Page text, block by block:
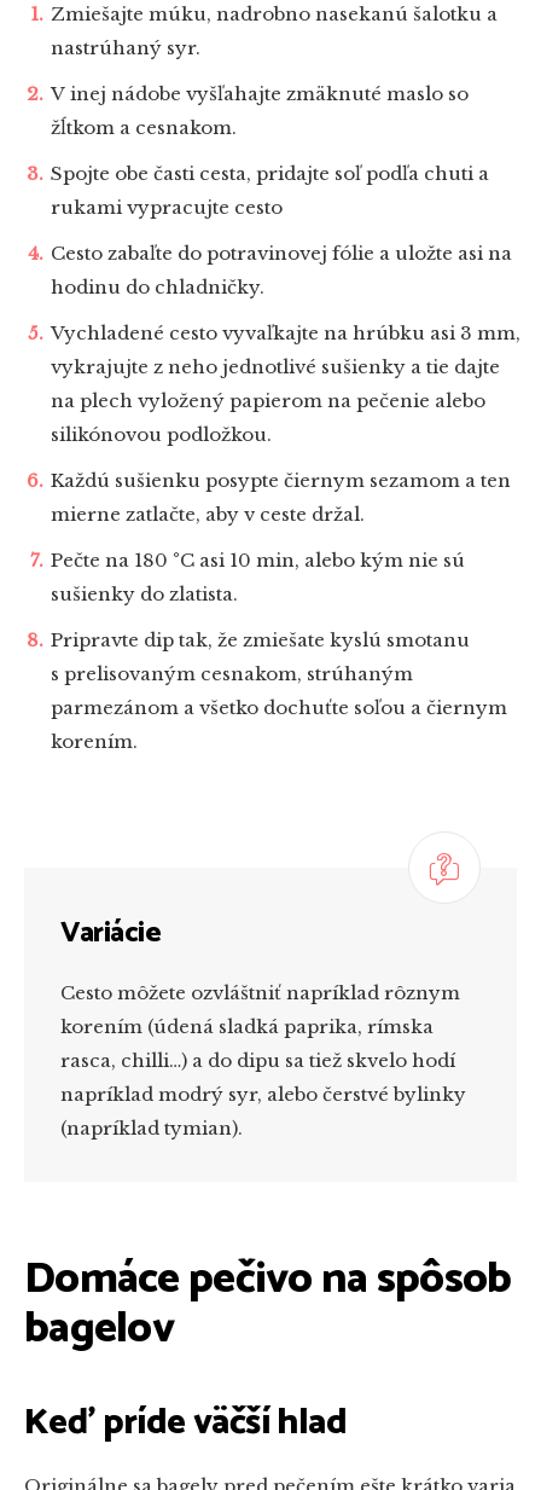
Zmiešajte múku, nadrobno nasekanú šalotku a
nastrúhaný syr.
V inej nádobe vyšľahajte zmäknuté maslo so
žĺtkom a cesnakom.
Spojte obe časti cesta, pridajte soľ podľa chuti a
rukami vypracujte cesto
Cesto zabaľte do potravinovej fólie a uložte asi na
hodinu do chladničky.
Vychladené cesto vyvaľkajte na hrúbku asi 3 mm,
vykrajujte z neho jednotlivé sušienky a tie dajte
na plech vyložený papierom na pečenie alebo
silikónovou podložkou.
Každú sušienku posypte čiernym sezamom a ten
mierne zatlačte, aby v ceste držal.
Pečte na 180 °C asi 10 min, alebo kým nie sú
sušienky do zlatista.
Pripravte dip tak, že zmiešate kyslú smotanu
s prelisovaným cesnakom, strúhaným
parmezánom a všetko dochuťte soľou a čiernym
korením.
Variácie
Cesto môžete ozvláštniť napríklad rôznym
korením (údená sladká paprika, rímska
rasca, chilli…) a do dipu sa tiež skvelo hodí
napríklad modrý syr, alebo čerstvé bylinky
(napríklad tymian).
Domáce pečivo na spôsob
bagelov
Keď príde väčší hlad